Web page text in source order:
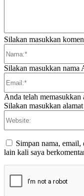
Silakan masukkan
Silakan masukkan nama
Anda telah memasukkan
Silakan masukkan
Simpan nama,
lain kali saya